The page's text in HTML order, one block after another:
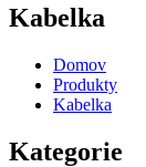
Kabelka
Domov
Produkty
Kabelka
Kategorie